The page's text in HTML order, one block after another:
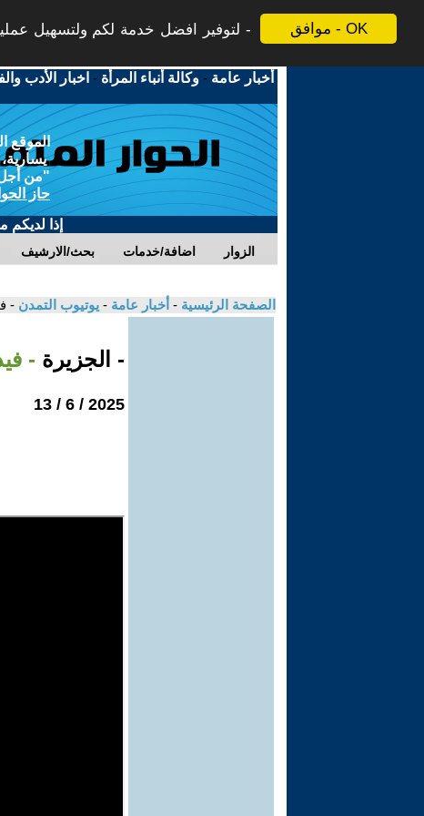
موافق - OK
لتوفير افضل خدمة لكم ولتسهيل
أخبار عامة -وكالة أنباء المرأة - اخبار الأدب
الموقع
"من أجل
حاز
إذا
بحث/الارشيف اضافة/خدمات الزوار
الصفحة الرئيسية - أخبار عامة - يوتيوب التمدن -
- الجزيرة -
2025 / 6 / 13